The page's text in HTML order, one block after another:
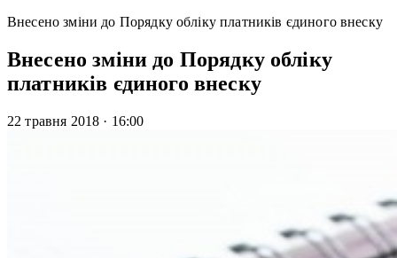
Внесено зміни до Порядку обліку платників єдиного внеску
Внесено зміни до Порядку обліку
платників єдиного внеску
22 травня 2018 · 16:00